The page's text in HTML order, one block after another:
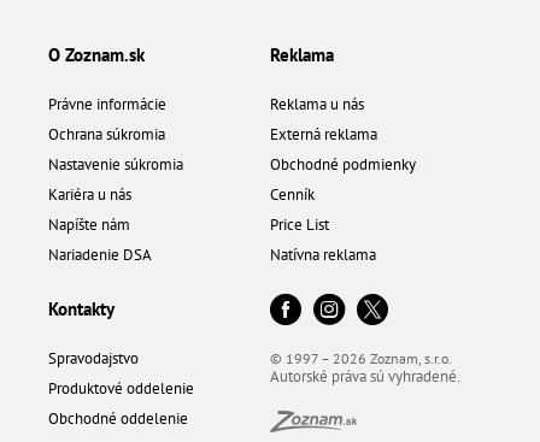
O Zoznam.sk
Právne informácie
Ochrana súkromia
Nastavenie súkromia
Kariéra u nás
Napíšte nám
Nariadenie DSA
Reklama
Reklama u nás
Externá reklama
Obchodné podmienky
Cenník
Price List
Natívna reklama
Kontakty
Spravodajstvo
Produktové oddelenie
Obchodné oddelenie
© 1997 – 2026 Zoznam, s.r.o.
Autorské práva sú vyhradené.